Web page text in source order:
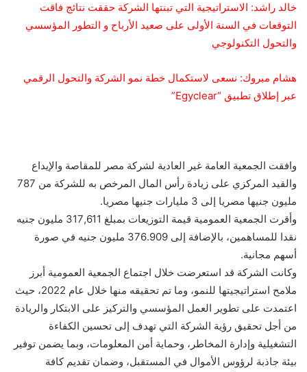
خالد راشد: الاستراتيجية التي تبنتها الشركة حققت نتائج فاقت
التوقعات في السنة الأولى على صعيد الأرباح و التطور المؤسسي
والتحول التكنولوجي
هشام مبروك: نسعى لاستكمال خطة نمو الشركة والتحول الرقمي
عبر إطلاق تطبيق “Egyclear”
وافقت الجمعية العامة غير العادية لشركة مصر للمقاصة والإيداع
والقيد المركزي على زيادة رأس المال المرخص به للشركة من 787
مليون جنيها مصريا إلى 3 مليارات جنيها مصريا.
وأقرت الجمعية العمومية قيمة التوزيعات بمبلغ 317,611 مليون جنيه
نقدا للمساهمين، بالإضافة إلى 376.909 مليون جنيه في صورة
أسهم مجانية.
وكانت الشركة قد استعرضت خلال اجتماع الجمعية العمومية أبرز
ملامح استراتيجيتها للنمو، وما تم تحقيقه منها خلال عام 2022، حيث
اعتمدت على تطوير العمل المؤسسي والتركيز على الابتكار والريادة
من أجل تحقيق رؤية الشركة التي تهدف إلى تحسين الكفاءة
التشغيلية وإدارة المخاطر، وحماية أمن المعلومات، وبما يضمن توفير
بيئة جاذبة لرؤوس الأموال في المستقبل، وضمان تقديم كافة